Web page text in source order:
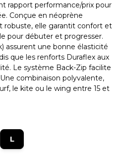
rapport performance/prix pour
Conçue en néoprène
robuste, elle garantit confort et
pour débuter et progresser.
assurent une bonne élasticité
que les renforts Duraflex aux
Le système Back-Zip facilite
combinaison polyvalente,
le kite ou le wing entre 15 et
L